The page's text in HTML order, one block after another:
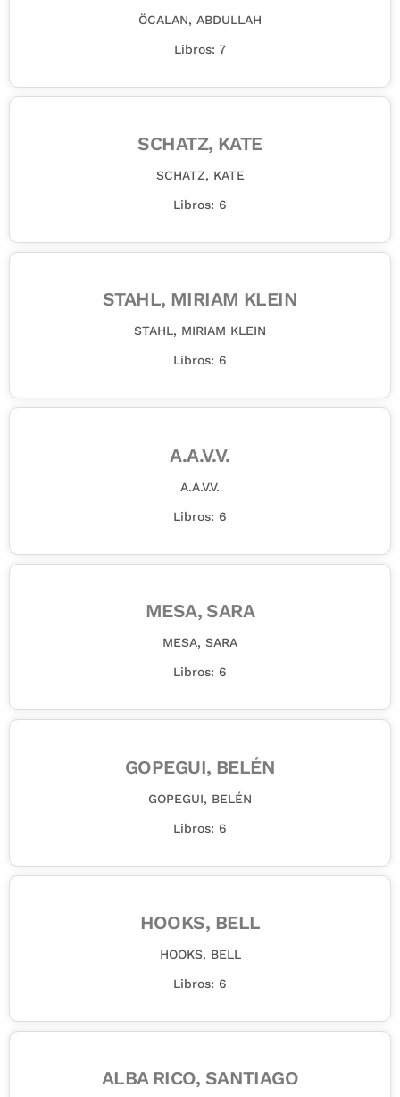
ÖCALAN, ABDULLAH
Libros: 7
SCHATZ, KATE
SCHATZ, KATE
Libros: 6
STAHL, MIRIAM KLEIN
STAHL, MIRIAM KLEIN
Libros: 6
A.A.V.V.
A.A.V.V.
Libros: 6
MESA, SARA
MESA, SARA
Libros: 6
GOPEGUI, BELÉN
GOPEGUI, BELÉN
Libros: 6
HOOKS, BELL
HOOKS, BELL
Libros: 6
ALBA RICO, SANTIAGO